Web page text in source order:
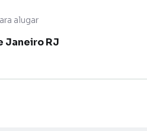
alugar
Janeiro RJ